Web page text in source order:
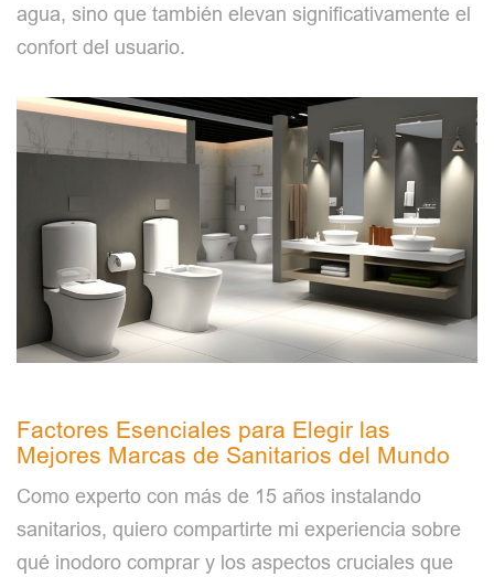
agua, sino que también elevan significativamente el
confort del usuario.
Factores Esenciales para Elegir las
Mejores Marcas de Sanitarios del Mundo
Como experto con más de 15 años instalando
sanitarios, quiero compartirte mi experiencia sobre
qué inodoro comprar y los aspectos cruciales que